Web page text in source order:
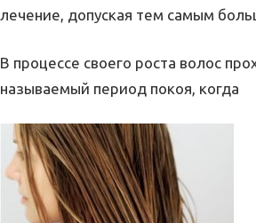
лечение, допуская тем самым
В процессе своего роста волос
называемый период покоя, когда